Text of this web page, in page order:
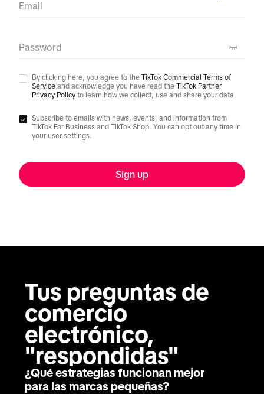
Email
Password
By clicking here, you agree to the TikTok Commercial Terms of
Service and acknowledge you have read the TikTok Partner
Privacy Policy to learn how we collect, use and share your data.
Subscribe to emails with news, events, and information from
TikTok For Business and TikTok Shop. You can opt out any time in
your user settings.
Sign up
Tus preguntas de
comercio
electrónico,
"respondidas"
¿Qué estrategias funcionan mejor
para las marcas pequeñas?